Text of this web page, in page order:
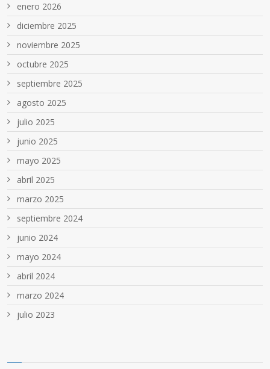
enero 2026
diciembre 2025
noviembre 2025
octubre 2025
septiembre 2025
agosto 2025
julio 2025
junio 2025
mayo 2025
abril 2025
marzo 2025
septiembre 2024
junio 2024
mayo 2024
abril 2024
marzo 2024
julio 2023